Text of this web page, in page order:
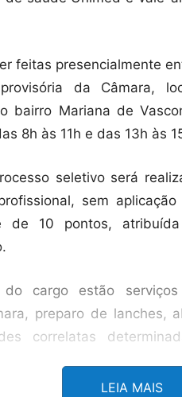
feitas presencialmente
da Câmara,
bairro Mariana de
8h às 11h e das 13h às
seletivo será
sem
de 10 pontos,
do cargo estão
preparo de lanches,
correlatas
LEIA MAIS